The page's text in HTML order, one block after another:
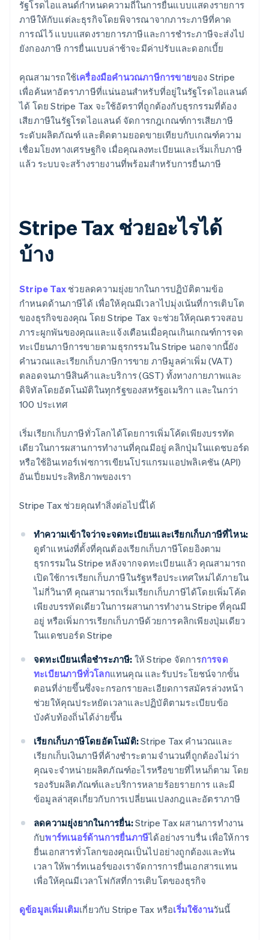
รัฐโรดไอแลนด์กำหนดความถี่ในการยื่นแบบแสดงรายการ
ภาษีให้กับแต่ละธุรกิจโดยพิจารณาจากภาระภาษีที่คาด
การณ์ไว้ แบบแสดงรายการภาษีและการชำระภาษีจะส่งไป
ยังกองภาษี การยื่นแบบล่าช้าจะมีค่าปรับและดอกเบี้ย
คุณสามารถใช้เครื่องมือคำนวณภาษีการขายของ Stripe
เพื่อค้นหาอัตราภาษีที่แน่นอนสำหรับที่อยู่ในรัฐโรดไอแลนด์
ได้ โดย Stripe Tax จะใช้อัตราที่ถูกต้องกับธุรกรรมที่ต้อง
เสียภาษีในรัฐโรดไอแลนด์ จัดการกฎเกณฑ์การเสียภาษี
ระดับผลิตภัณฑ์ และติดตามยอดขายเทียบกับเกณฑ์ความ
เชื่อมโยงทางเศรษฐกิจ เมื่อคุณลงทะเบียนและเริ่มเก็บภาษี
แล้ว ระบบจะสร้างรายงานที่พร้อมสำหรับการยื่นภาษี
Stripe Tax ช่วยอะไรได้
บ้าง
Stripe Tax ช่วยลดความยุ่งยากในการปฏิบัติตามข้อ
กำหนดด้านภาษีได้ เพื่อให้คุณมีเวลาไปมุ่งเน้นที่การเติบโต
ของธุรกิจของคุณ โดย Stripe Tax จะช่วยให้คุณตรวจสอบ
ภาระผูกพันของคุณและแจ้งเตือนเมื่อคุณเกินเกณฑ์การจด
ทะเบียนภาษีการขายตามธุรกรรมใน Stripe นอกจากนี้ยัง
คำนวณและเรียกเก็บภาษีการขาย ภาษีมูลค่าเพิ่ม (VAT)
ตลอดจนภาษีสินค้าและบริการ (GST) ทั้งทางกายภาพและ
ดิจิทัลโดยอัตโนมัติในทุกรัฐของสหรัฐอเมริกา และในกว่า
100 ประเทศ
เริ่มเรียกเก็บภาษีทั่วโลกได้โดยการเพิ่มโค้ดเพียงบรรทัด
เดียวในการผสานการทำงานที่คุณมีอยู่ คลิกปุ่มในแดชบอร์ด
หรือใช้อินเทอร์เฟซการเขียนโปรแกรมแอปพลิเคชัน (API)
อันเปี่ยมประสิทธิภาพของเรา
Stripe Tax ช่วยคุณทำสิ่งต่อไปนี้ได้
ทำความเข้าใจว่าจะจดทะเบียนและเรียกเก็บภาษีที่ไหน:
ดูตำแหน่งที่ตั้งที่คุณต้องเรียกเก็บภาษีโดยอิงตาม
ธุรกรรมใน Stripe หลังจากจดทะเบียนแล้ว คุณสามารถ
เปิดใช้การเรียกเก็บภาษีในรัฐหรือประเทศใหม่ได้ภายใน
ไม่กี่วินาที คุณสามารถเริ่มเรียกเก็บภาษีได้โดยเพิ่มโค้ด
เพียงบรรทัดเดียวในการผสานการทำงาน Stripe ที่คุณมี
อยู่ หรือเพิ่มการเรียกเก็บภาษีด้วยการคลิกเพียงปุ่มเดียว
ในแดชบอร์ด Stripe
จดทะเบียนเพื่อชำระภาษี: ให้ Stripe จัดการการจด
ทะเบียนภาษีทั่วโลกแทนคุณ และรับประโยชน์จากขั้น
ตอนที่ง่ายขึ้นซึ่งจะกรอกรายละเอียดการสมัครล่วงหน้า
ช่วยให้คุณประหยัดเวลาและปฏิบัติตามระเบียบข้อ
บังคับท้องถิ่นได้ง่ายขึ้น
เรียกเก็บภาษีโดยอัตโนมัติ:Stripe Tax คำนวณและ
เรียกเก็บเงินภาษีที่ค้างชำระตามจำนวนที่ถูกต้องไม่ว่า
คุณจะจำหน่ายผลิตภัณฑ์อะไรหรือขายที่ไหนก็ตาม โดย
รองรับผลิตภัณฑ์และบริการหลายร้อยรายการ และมี
ข้อมูลล่าสุดเกี่ยวกับการเปลี่ยนแปลงกฎและอัตราภาษี
ลดความยุ่งยากในการยื่น:Stripe Tax ผสานการทำงาน
กับพาร์ทเนอร์ด้านการยื่นภาษีได้อย่างราบรื่น เพื่อให้การ
ยื่นเอกสารทั่วโลกของคุณเป็นไปอย่างถูกต้องและทัน
เวลา ให้พาร์ทเนอร์ของเราจัดการการยื่นเอกสารแทน
เพื่อให้คุณมีเวลาโฟกัสที่การเติบโตของธุรกิจ
ดูข้อมูลเพิ่มเติมเกี่ยวกับ Stripe Tax หรือเริ่มใช้งานวันนี้